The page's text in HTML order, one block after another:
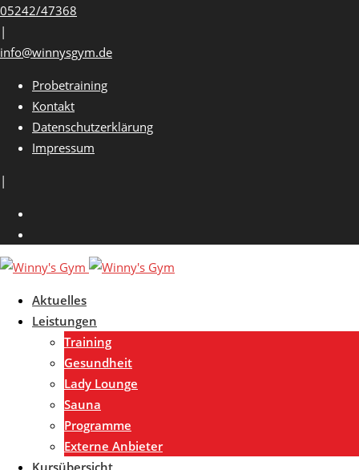
Skip
to
content
05242/47368
|
info@winnysgym.de
Probetraining
Kontakt
Datenschutzerklärung
Impressum
|
Aktuelles
Leistungen
Training
Gesundheit
Lady Lounge
Sauna
Programme
Externe Anbieter
Kursübersicht